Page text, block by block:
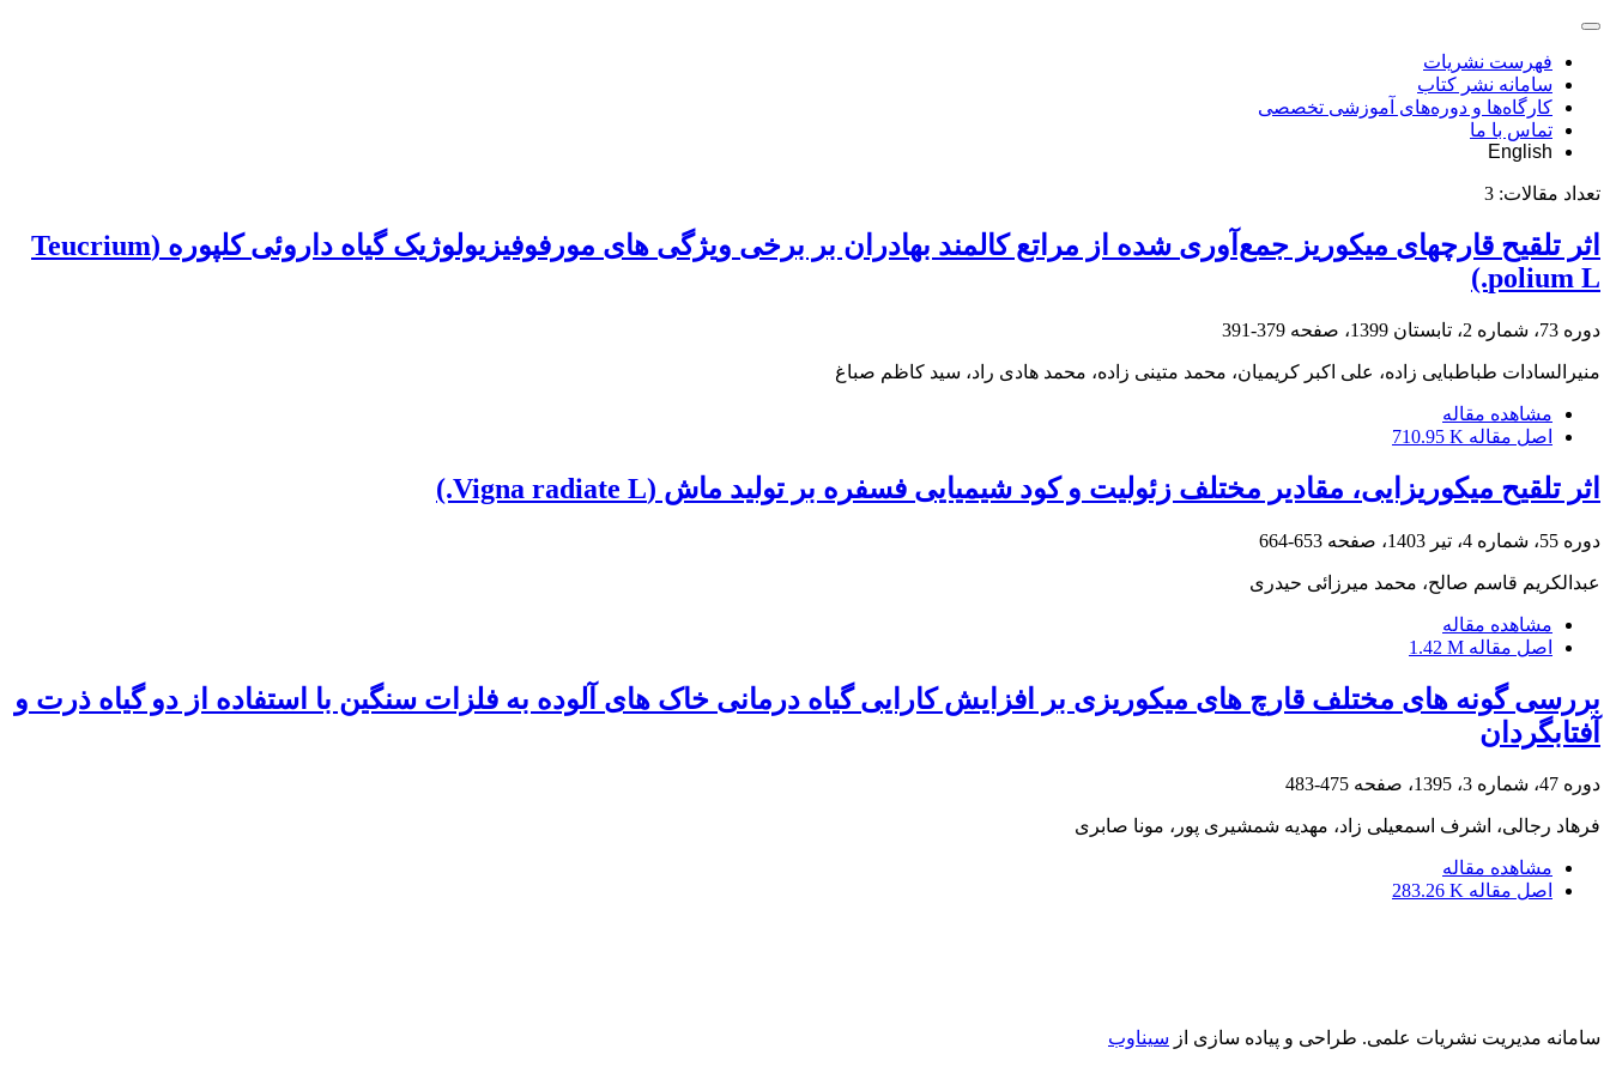
فهرست نشریات
سامانه نشر کتاب
کارگاه‌ها و دوره‌های آموزشی تخصصی
تماس با ما
English
تعداد مقالات: 3
اثر تلقیح قارچ‏های میکوریز جمع‌آوری شده از مراتع کالمند بهادران بر برخی ویژگی‏ های مورفوفیزیولوژیک گیاه داروئی کلپوره (Teucrium
polium L.)
دوره 73، شماره 2، تابستان 1399، صفحه 379-391
منیرالسادات طباطبایی زاده، علی اکبر کریمیان، محمد متینی زاده، محمد هادی راد، سید کاظم صباغ
مشاهده مقاله
اصل مقاله 710.95 K
اثر تلقیح میکوریزایی، مقادیر مختلف زئولیت و کود شیمیایی فسفره بر تولید ماش (Vigna radiate L.)
دوره 55، شماره 4، تیر 1403، صفحه 653-664
عبدالکریم قاسم صالح، محمد میرزائی حیدری
مشاهده مقاله
اصل مقاله 1.42 M
بررسی گونه های مختلف قارچ های میکوریزی بر افزایش کارایی گیاه درمانی خاک های آلوده به فلزات سنگین با استفاده از دو گیاه ذرت و
آفتابگردان
دوره 47، شماره 3، 1395، صفحه 475-483
فرهاد رجالی، اشرف اسمعیلی زاد، مهدیه شمشیری پور، مونا صابری
مشاهده مقاله
اصل مقاله 283.26 K
سامانه مدیریت نشریات علمی. طراحی و پیاده سازی از سیناوب